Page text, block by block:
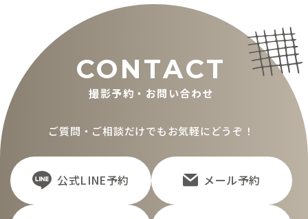
CONTACT
撮影予約・お問い合わせ
ご質問・ご相談だけでもお気軽にどうぞ！
公式LINE予約 メール予約